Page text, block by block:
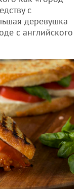
с
деревушка
с английского